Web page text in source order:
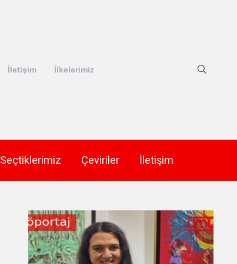
İletişim İlkelerimiz
Seçtiklerimiz Çeviriler İletişim